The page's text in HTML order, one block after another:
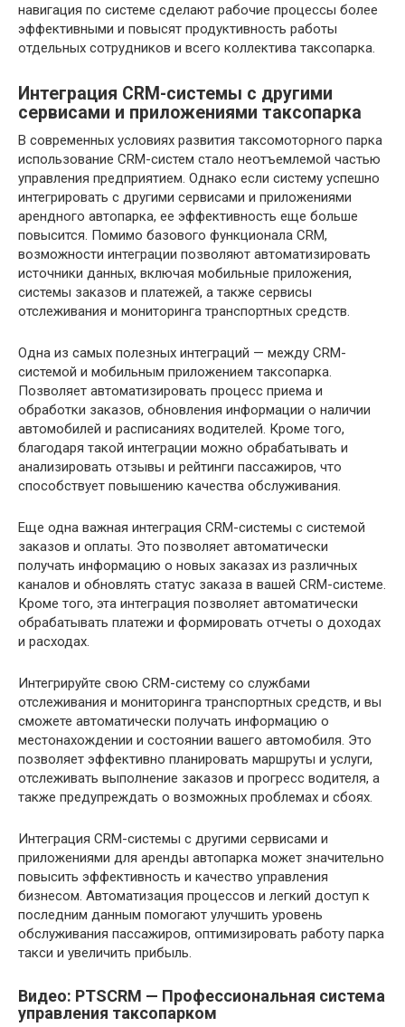
навигация по системе сделают рабочие процессы более
эффективными и повысят продуктивность работы
отдельных сотрудников и всего коллектива таксопарка.
Интеграция CRM-системы с другими
сервисами и приложениями таксопарка
В современных условиях развития таксомоторного парка
использование CRM-систем стало неотъемлемой частью
управления предприятием. Однако если систему успешно
интегрировать с другими сервисами и приложениями
арендного автопарка, ее эффективность еще больше
повысится. Помимо базового функционала CRM,
возможности интеграции позволяют автоматизировать
источники данных, включая мобильные приложения,
системы заказов и платежей, а также сервисы
отслеживания и мониторинга транспортных средств.
Одна из самых полезных интеграций — между CRM-
системой и мобильным приложением таксопарка.
Позволяет автоматизировать процесс приема и
обработки заказов, обновления информации о наличии
автомобилей и расписаниях водителей. Кроме того,
благодаря такой интеграции можно обрабатывать и
анализировать отзывы и рейтинги пассажиров, что
способствует повышению качества обслуживания.
Еще одна важная интеграция CRM-системы с системой
заказов и оплаты. Это позволяет автоматически
получать информацию о новых заказах из различных
каналов и обновлять статус заказа в вашей CRM-системе.
Кроме того, эта интеграция позволяет автоматически
обрабатывать платежи и формировать отчеты о доходах
и расходах.
Интегрируйте свою CRM-систему со службами
отслеживания и мониторинга транспортных средств, и вы
сможете автоматически получать информацию о
местонахождении и состоянии вашего автомобиля. Это
позволяет эффективно планировать маршруты и услуги,
отслеживать выполнение заказов и прогресс водителя, а
также предупреждать о возможных проблемах и сбоях.
Интеграция CRM-системы с другими сервисами и
приложениями для аренды автопарка может значительно
повысить эффективность и качество управления
бизнесом. Автоматизация процессов и легкий доступ к
последним данным помогают улучшить уровень
обслуживания пассажиров, оптимизировать работу парка
такси и увеличить прибыль.
Видео: PTSCRM — Профессиональная система
управления таксопарком